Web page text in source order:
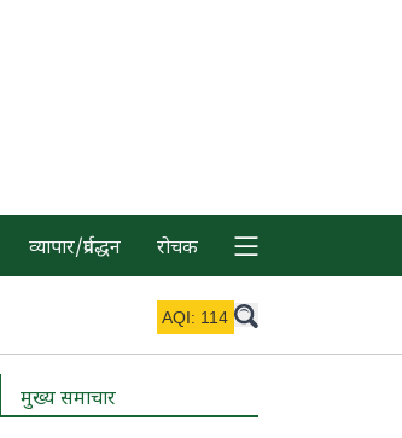
व्यापार/प्रर्वद्धन रोचक
AQI: 114
मुख्य समाचार